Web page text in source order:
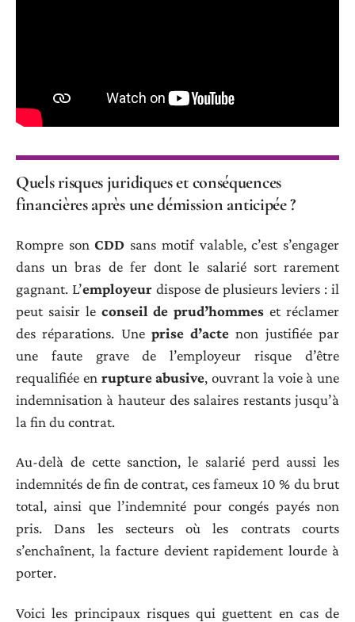
Quels risques juridiques et conséquences
financières après une démission anticipée ?
Rompre sonCDD sans motif valable, c’est s’engager
dans un bras de fer dont le salarié sort rarement
gagnant. L’employeur dispose de plusieurs leviers : il
peut saisir le conseil de prud’hommes et réclamer
des réparations. Une prise d’acte non justifiée par
une faute grave de l’employeur risque d’être
requalifiée en rupture abusive, ouvrant la voie à une
indemnisation à hauteur des salaires restants jusqu’à
la fin du contrat.
Au-delà de cette sanction, le salarié perd aussi les
indemnités de fin de contrat, ces fameux 10 % du brut
total, ainsi que l’indemnité pour congés payés non
pris. Dans les secteurs où les contrats courts
s’enchaînent, la facture devient rapidement lourde à
porter.
Voici les principaux risques qui guettent en cas de